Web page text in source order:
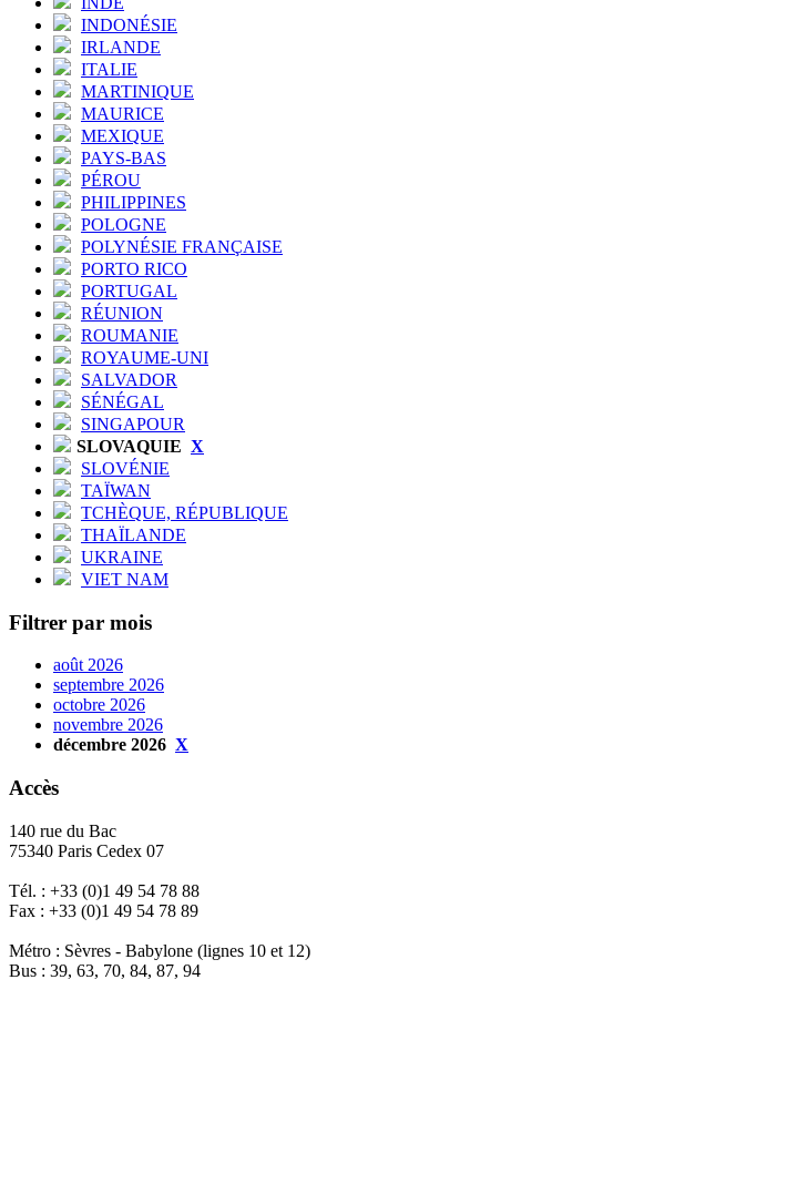
INDONÉSIE
IRLANDE
ITALIE
MARTINIQUE
MAURICE
MEXIQUE
PAYS-BAS
PÉROU
PHILIPPINES
POLOGNE
POLYNÉSIE FRANÇAISE
PORTO RICO
PORTUGAL
RÉUNION
ROUMANIE
ROYAUME-UNI
SALVADOR
SÉNÉGAL
SINGAPOUR
SLOVAQUIE X
SLOVÉNIE
TAÏWAN
TCHÈQUE, RÉPUBLIQUE
THAÏLANDE
UKRAINE
VIET NAM
Filtrer par mois
août 2026
septembre 2026
octobre 2026
novembre 2026
décembre 2026 X
Accès
140 rue du Bac
75340 Paris Cedex 07
Tél. : +33 (0)1 49 54 78 88
Fax : +33 (0)1 49 54 78 89
Métro : Sèvres - Babylone (lignes 10 et 12)
Bus : 39, 63, 70, 84, 87, 94